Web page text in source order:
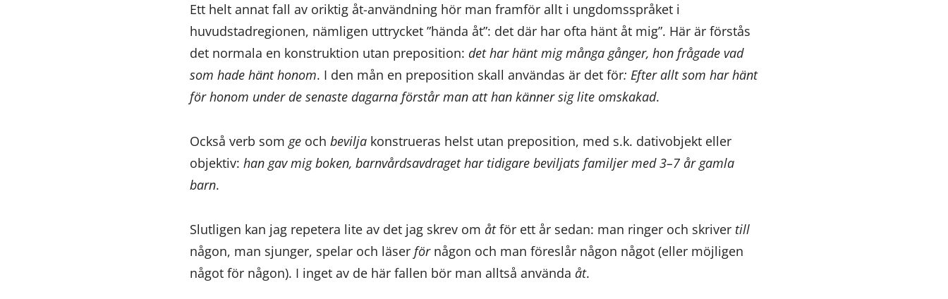
Ett helt annat fall av oriktig åt-användning hör man framför allt i ungdomsspråket i
huvudstadregionen, nämligen uttrycket ”hända åt”: det där har ofta hänt åt mig”. Här är förstås
det normala en konstruktion utan preposition: det har hänt mig många gånger, hon frågade vad
som hade hänt honom. I den mån en preposition skall användas är det för: Efter allt som har hänt
för honom under de senaste dagarna förstår man att han känner sig lite omskakad.
Också verb som ge och beviljakonstrueras helst utan preposition, med s.k. dativobjekt eller
objektiv: han gav mig boken, barnvårdsavdraget har tidigare beviljats familjer med 3–7 år gamla
barn.
Slutligen kan jag repetera lite av det jag skrev om åtför ett år sedan: man ringer och skriver till
någon, man sjunger, spelar och läser förnågon och man föreslår någon något (eller möjligen
något för någon). I inget av de här fallen bör man alltså använda åt.